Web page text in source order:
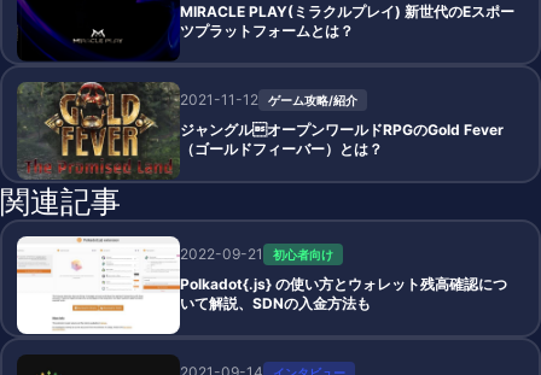
MIRACLE PLAY(ミラクルプレイ) 新世代のEスポー
ツプラットフォームとは？
2021-11-12 ゲーム攻略/紹介
ジャングルオープンワールドRPGのGold Fever
（ゴールドフィーバー）とは？
関連記事
2022-09-21 初心者向け
Polkadot{.js} の使い方とウォレット残高確認につ
いて解説、SDNの入金方法も